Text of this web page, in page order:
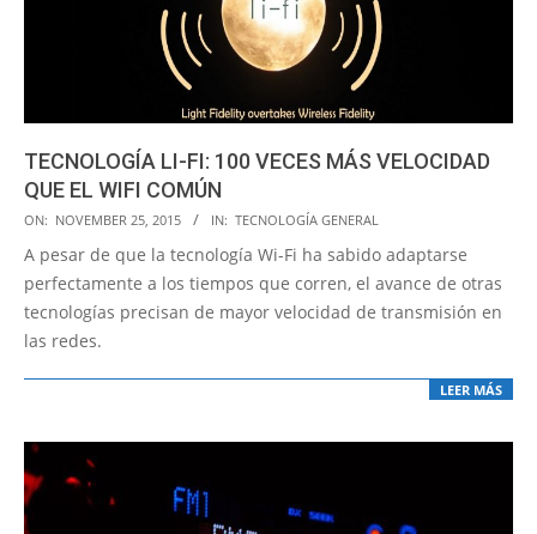
TECNOLOGÍA LI-FI: 100 VECES MÁS VELOCIDAD
QUE EL WIFI COMÚN
2015-
11-
ON: NOVEMBER 25, 2015 IN: TECNOLOGÍA GENERAL
A pesar de que la tecnología Wi-Fi ha sabido adaptarse
perfectamente a los tiempos que corren, el avance de otras
tecnologías precisan de mayor velocidad de transmisión en
las redes.
LEER MÁS